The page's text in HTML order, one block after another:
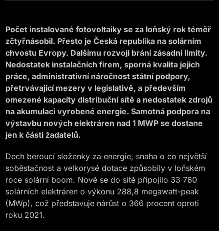
Počet instalované fotovoltaiky se za loňský rok téměř
zčtyřnásobil. Přesto je Česká republika na solárním
chvostu Evropy. Dalšímu rozvoji brání zásadní limity.
Nedostatek instalačních firem, sporná kvalita jejich
práce, administrativní náročnost státní podpory,
přetrvávající mezery v legislativě, a především
omezené kapacity distribuční sítě a nedostatek zdrojů
na akumulaci vyrobené energie. Samotná podpora na
výstavbu nových elektráren nad 1 MWP se dostane
jen k části žadatelů.
Dech beroucí složenky za energie, snaha o co největší
soběstačnost a velkorysé dotace způsobily v loňském
roce solární boom. Nově se do sítě připojilo 33 760
solárních elektráren o výkonu 288,8 megawatt-peak
(MWp), což představuje nárůst o 366 procent oproti
roku 2021.